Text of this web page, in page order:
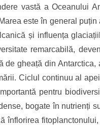
vastă a Oceanului
este în general
și influența
remarcabilă,
gheață din Antarctica,
Ciclul continuu al
pentru
bogate în nutrienți